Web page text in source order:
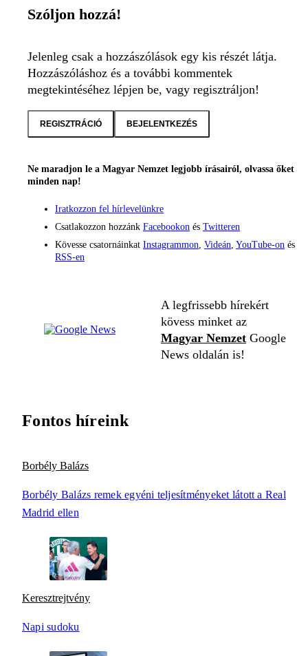
Szóljon hozzá!
Jelenleg csak a hozzászólások egy kis részét látja.
Hozzászóláshoz és a további kommentek
megtekintéséhez lépjen be, vagy regisztráljon!
REGISZTRÁCIÓ BEJELENTKEZÉS
Ne maradjon le a Magyar Nemzet legjobb írásairól, olvassa őket
minden nap!
Iratkozzon fel hírlevelünkre
Csatlakozzon hozzánk Facebookon és Twitteren
Kövesse csatornáinkat Instagrammon, Videán, YouTube-on és
RSS-en
A legfrissebb hírekért
kövess minket az
Magyar Nemzet Google
News oldalán is!
Fontos híreink
Borbély Balázs
Borbély Balázs remek egyéni teljesítményeket látott a Real
Madrid ellen
Keresztrejtvény
Napi sudoku